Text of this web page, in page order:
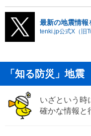
最新の地震情報
tenki.jp公式X（旧
「知る防災」地震
いざという時
確かな情報と